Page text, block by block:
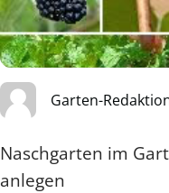
Garten-
Naschgarten im
anlegen